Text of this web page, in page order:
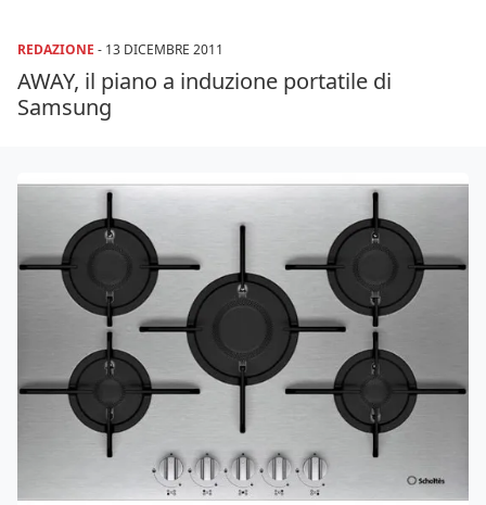
REDAZIONE - 13 DICEMBRE 2011
AWAY, il piano a induzione portatile di
Samsung